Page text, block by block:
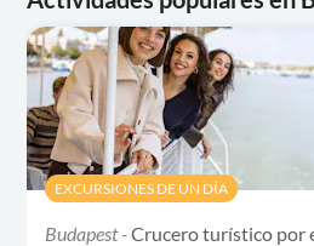
EXCURSIONES DE UN DÍA
Budapest -Crucero turístico por